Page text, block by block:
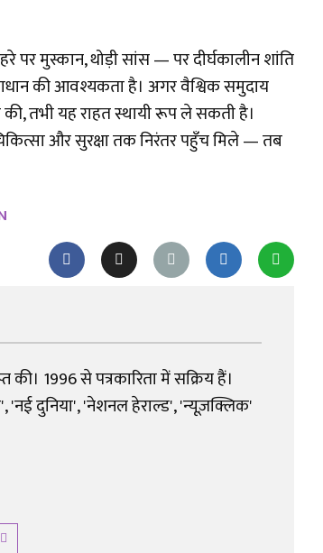
मुस्कान, थोड़ी सांस — पर दीर्घकालीन शांति
की आवश्यकता है। अगर वैश्विक समुदाय
तभी यह राहत स्थायी रूप ले सकती है।
और सुरक्षा तक निरंतर पहुँच मिले — तब
की। 1996 से पत्रकारिता में सक्रिय हैं।
दुनिया', 'नेशनल हेराल्ड', 'न्यूज़क्लिक'